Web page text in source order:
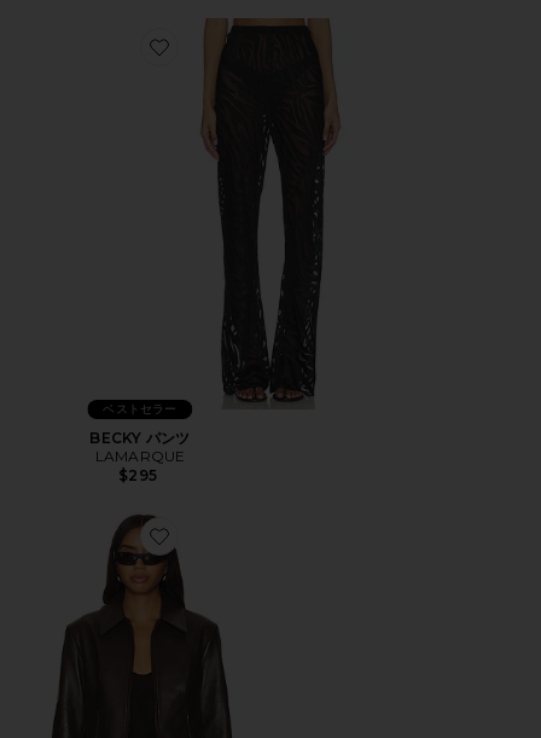
Favorite BECKY パンツ
ベストセラー
BECKY パンツ
LAMARQUE
$295
Favorite OCEANA ジャケット